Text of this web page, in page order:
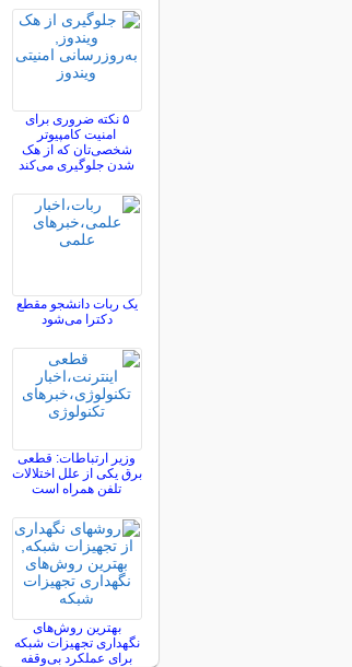
۵ نکته ضروری برای
امنیت کامپیوتر
شخصی‌تان که از هک
شدن جلوگیری می‌کند
یک ربات دانشجو مقطع
دکترا می‌شود
وزیر ارتباطات: قطعی
برق یکی از علل اختلالات
تلفن همراه است
بهترین روش‌های
نگهداری تجهیزات شبکه
برای عملکرد بی‌وقفه